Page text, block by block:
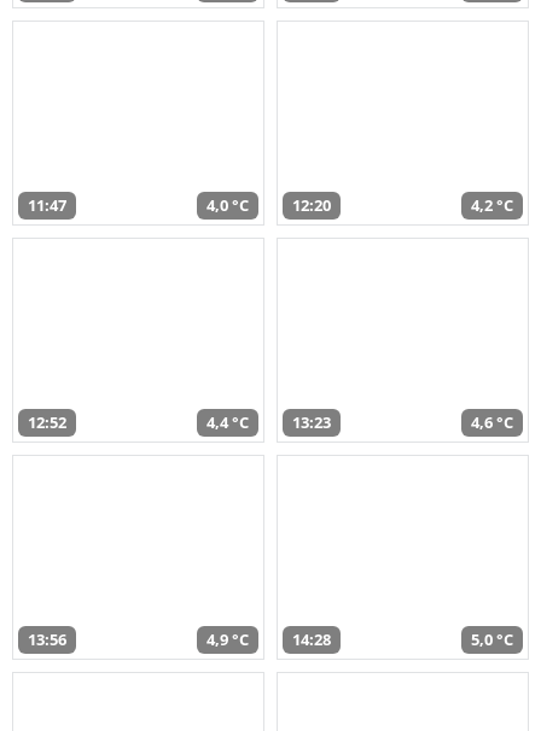
11:47 4,0 °C 12:20 4,2 °C
12:52 4,4 °C 13:23 4,6 °C
13:56 4,9 °C 14:28 5,0 °C